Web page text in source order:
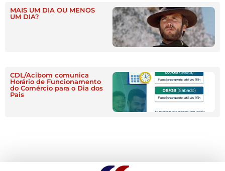
MAIS UM DIA OU MENOS
UM DIA?
CDL/Acibom comunica
Horário de Funcionamento
do Comércio para o Dia dos
Pais